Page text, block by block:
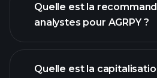
graphique
Quelle est la
analystes pour AGRPY ?
Quelle est la